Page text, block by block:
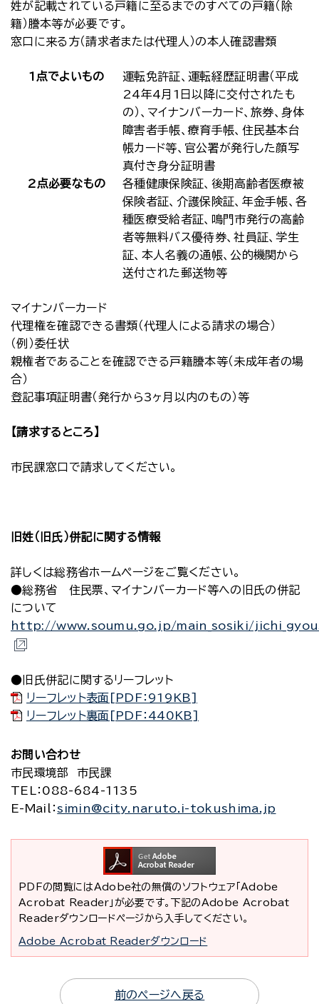
姓が記載されている戸籍に至るまでのすべての戸籍（除
籍）謄本等が必要です。
窓口に来る方（請求者または代理人）の本人確認書類
1点でよいもの
運転免許証、運転経歴証明書（平成
24年4月1日以降に交付されたも
の）、マイナンバーカード、旅券、身体
障害者手帳、療育手帳、住民基本台
帳カード等、官公署が発行した顔写
真付き身分証明書
2点必要なもの
各種健康保険証、後期高齢者医療被
保険者証、介護保険証、年金手帳、各
種医療受給者証、鳴門市発行の高齢
者等無料バス優待券、社員証、学生
証、本人名義の通帳、公的機関から
送付された郵送物等
マイナンバーカード
代理権を確認できる書類（代理人による請求の場合）
（例）委任状
親権者であることを確認できる戸籍謄本等（未成年者の場
合）
登記事項証明書（発行から3ヶ月以内のもの）等
【請求するところ】
市民課窓口で請求してください。
旧姓（旧氏）併記に関する情報
詳しくは総務省ホームページをご覧ください。
●総務省 住民票、マイナンバーカード等への旧氏の併記
について
http://www.soumu.go.jp/main_sosiki/
●旧氏併記に関するリーフレット
リーフレット表面[PDF：919KB]
リーフレット裏面[PDF：440KB]
お問い合わせ
市民環境部 市民課
TEL
：088-684-1135
E-Mail
： simin@city.naruto.i-tokushima.jp
PDFの閲覧にはAdobe社の無償のソフトウェア「Adobe
Acrobat Reader」が必要です。下記のAdobe Acrobat
Readerダウンロードページから入手してください。
Adobe Acrobat Readerダウンロード
前のページへ戻る